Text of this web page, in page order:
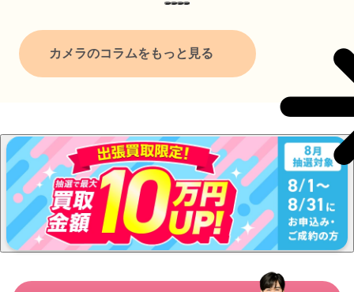
カメラのコラムをもっと見る